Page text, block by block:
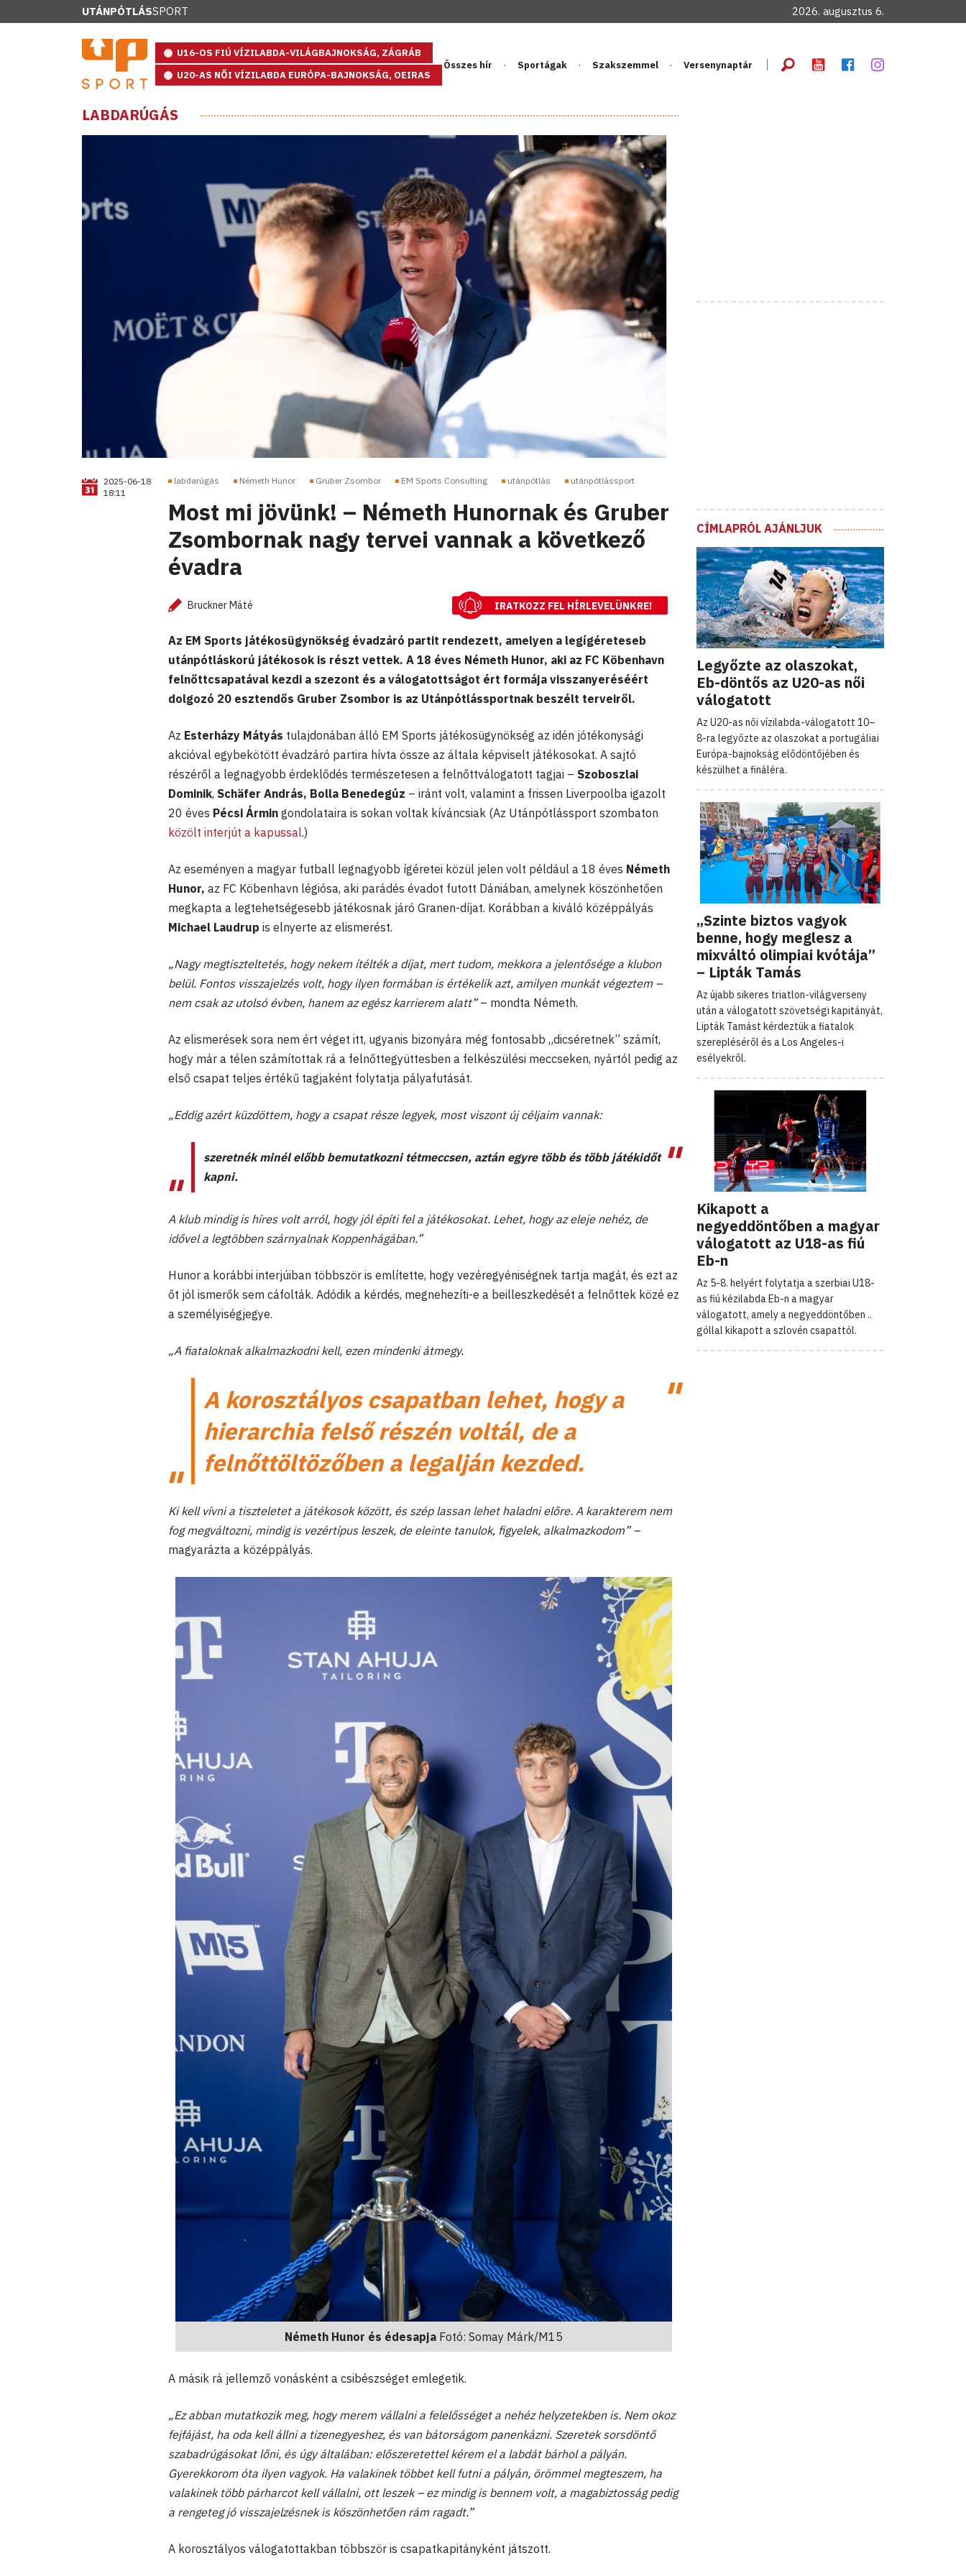
UTÁNPÓTLÁSSPORT 2026. augusztus 6.
U16-OS FIÚ VÍZILABDA-VILÁGBAJNOKSÁG, ZÁGRÁB
U20-AS NŐI VÍZILABDA EURÓPA-BAJNOKSÁG, OEIRAS
Összes hír Sportágak Szakszemmel Versenynaptár
LABDARÚGÁS
2025-06-18
18:11
labdarúgás Németh Hunor Gruber Zsombor EM Sports Consulting utánpótlás utánpótlássport
Most mi jövünk! – Németh Hunornak és Gruber
Zsombornak nagy tervei vannak a következő
évadra
Bruckner Máté IRATKOZZ FEL HÍRLEVELÜNKRE!
Az EM Sports játékosügynökség évadzáró partit rendezett, amelyen a legígéreteseb
utánpótláskorú játékosok is részt vettek. A 18 éves Németh Hunor, aki az FC Köbenhavn
felnőttcsapatával kezdi a szezont és a válogatottságot ért formája visszanyeréséért
dolgozó 20 esztendős Gruber Zsombor is az Utánpótlássportnak beszélt terveiről.
Az Esterházy Mátyás tulajdonában álló EM Sports játékosügynökség az idén jótékonysági
akcióval egybekötött évadzáró partira hívta össze az általa képviselt játékosokat. A sajtó
részéről a legnagyobb érdeklődés természetesen a felnőttválogatott tagjai – Szoboszlai
Dominik, Schäfer András, Bolla Benedegúz – iránt volt, valamint a frissen Liverpoolba igazolt
20 éves Pécsi Ármin gondolataira is sokan voltak kíváncsiak (Az Utánpótlássport szombaton
közölt interjút a kapussal.)
Az eseményen a magyar futball legnagyobb ígéretei közül jelen volt például a 18 éves Németh
Hunor, az FC Köbenhavn légiósa, aki parádés évadot futott Dániában, amelynek köszönhetően
megkapta a legtehetségesebb játékosnak járó Granen-díjat. Korábban a kiváló középpályás
Michael Laudrup is elnyerte az elismerést.
„Nagy megtiszteltetés, hogy nekem ítélték a díjat, mert tudom, mekkora a jelentősége a klubon
belül. Fontos visszajelzés volt, hogy ilyen formában is értékelik azt, amilyen munkát végeztem –
nem csak az utolsó évben, hanem az egész karrierem alatt”– mondta Németh.
Az elismerések sora nem ért véget itt, ugyanis bizonyára még fontosabb „dicséretnek” számít,
hogy már a télen számítottak rá a felnőttegyüttesben a felkészülési meccseken, nyártól pedig az
első csapat teljes értékű tagjaként folytatja pályafutását.
„Eddig azért küzdöttem, hogy a csapat része legyek, most viszont új céljaim vannak:
szeretnék minél előbb bemutatkozni tétmeccsen, aztán egyre több és több játékidőt
kapni.
A klub mindig is híres volt arról, hogy jól építi fel a játékosokat. Lehet, hogy az eleje nehéz, de
idővel a legtöbben szárnyalnak Koppenhágában.”
Hunor a korábbi interjúiban többször is említette, hogy vezéregyéniségnek tartja magát, és ezt az
őt jól ismerők sem cáfolták. Adódik a kérdés, megnehezíti-e a beilleszkedését a felnőttek közé ez
a személyiségjegye.
„A fiataloknak alkalmazkodni kell, ezen mindenki átmegy.
A korosztályos csapatban lehet, hogy a
hierarchia felső részén voltál, de a
felnőttöltözőben a legalján kezded.
Ki kell vívni a tiszteletet a játékosok között, és szép lassan lehet haladni előre. A karakterem nem
fog megváltozni, mindig is vezértípus leszek, de eleinte tanulok, figyelek, alkalmazkodom” –
magyarázta a középpályás.
Németh Hunor és édesapja Fotó: Somay Márk/M15
A másik rá jellemző vonásként a csibészséget emlegetik.
„Ez abban mutatkozik meg, hogy merem vállalni a felelősséget a nehéz helyzetekben is. Nem okoz
fejfájást, ha oda kell állni a tizenegyeshez, és van bátorságom panenkázni. Szeretek sorsdöntő
szabadrúgásokat lőni, és úgy általában: előszeretettel kérem el a labdát bárhol a pályán.
Gyerekkorom óta ilyen vagyok. Ha valakinek többet kell futni a pályán, örömmel megteszem, ha
valakinek több párharcot kell vállalni, ott leszek – ez mindig is bennem volt, a magabiztosság pedig
a rengeteg jó visszajelzésnek is köszönhetően rám ragadt.”
A korosztályos válogatottakban többször is csapatkapitányként játszott.
CÍMLAPRÓL AJÁNLJUK
Legyőzte az olaszokat,
Eb-döntős az U20-as női
válogatott
Az U20-as női vízilabda-válogatott 10–
8-ra legyőzte az olaszokat a portugáliai
Európa-bajnokság elődöntőjében és
készülhet a fináléra.
„Szinte biztos vagyok
benne, hogy meglesz a
mixváltó olimpiai kvótája”
– Lipták Tamás
Az újabb sikeres triatlon-világverseny
után a válogatott szövetségi kapitányát,
Lipták Tamást kérdeztük a fiatalok
szerepléséről és a Los Angeles-i
esélyekről.
Kikapott a
negyeddöntőben a magyar
válogatott az U18-as fiú
Eb-n
Az 5-8. helyért folytatja a szerbiai U18-
as fiú kézilabda Eb-n a magyar
válogatott, amely a negyeddöntőben ..
góllal kikapott a szlovén csapattól.